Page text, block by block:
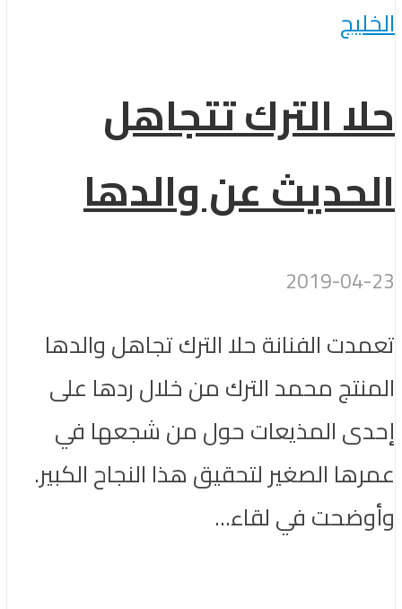
الخليج
حلا الترك تتجاهل
الحديث عن والدها
2019-04-23
تعمدت الفنانة حلا الترك تجاهل والدها
المنتج محمد الترك من خلال ردها على
إحدى المذيعات حول من شجعها في
عمرها الصغير لتحقيق هذا النجاح الكبير.
وأوضحت في لقاء...